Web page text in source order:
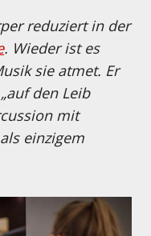
reduziert in der
. Wieder ist es
sie atmet. Er
den Leib
mit
einzigem